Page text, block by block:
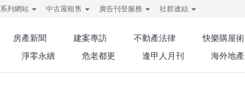
系列網站 中古屋租售 廣告刊登服務 社群連結
房產新聞 建案專訪 不動產法律 快樂購屋術
淨零永續 危老都更 逢甲人月刊 海外地產